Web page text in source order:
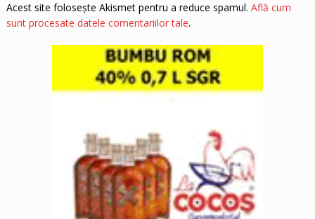
Acest site folosește Akismet pentru a reduce spamul. Află cum
sunt procesate datele comentariilor tale.